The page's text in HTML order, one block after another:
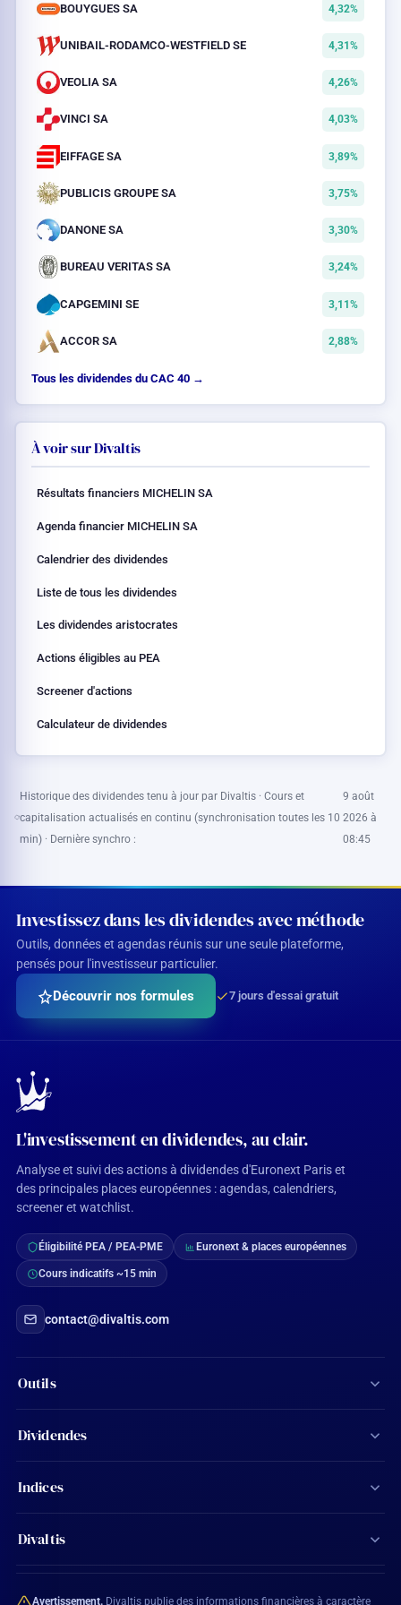
BOUYGUES SA 4,32%
UNIBAIL-RODAMCO-WESTFIELD SE 4,31%
VEOLIA SA 4,26%
VINCI SA 4,03%
EIFFAGE SA 3,89%
PUBLICIS GROUPE SA 3,75%
DANONE SA 3,30%
BUREAU VERITAS SA 3,24%
CAPGEMINI SE 3,11%
ACCOR SA 2,88%
Tous les dividendes du CAC 40 →
À voir sur Divaltis
Résultats financiers MICHELIN SA
Agenda financier MICHELIN SA
Calendrier des dividendes
Liste de tous les dividendes
Les dividendes aristocrates
Actions éligibles au PEA
Screener d'actions
Calculateur de dividendes
Historique des dividendes tenu à jour par Divaltis · Cours et
capitalisation actualisés en continu (synchronisation toutes les 10
min) · Dernière synchro :
9 août
2026 à
08:45
Investissez dans les dividendes avec méthode
Outils, données et agendas réunis sur une seule plateforme,
pensés pour l'investisseur particulier.
Découvrir nos formules 7 jours d'essai gratuit
L'investissement en dividendes, au clair.
Analyse et suivi des actions à dividendes d'Euronext Paris et
des principales places européennes : agendas, calendriers,
screener et watchlist.
Éligibilité PEA / PEA-PME Euronext & places européennes
Cours indicatifs ~15 min
contact@divaltis.com
Outils
Screener d'actions
Calculateur de dividendes
Ma watchlist
Mon compte
Dividendes
Tous les dividendes
Actions Aristocrates
Indices
CAC 40
SBF 120
Divaltis
Avertissement. Divaltis publie des informations financières à caractère